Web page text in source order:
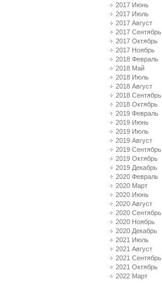
2017 Июнь
2017 Июль
2017 Август
2017 Сентябрь
2017 Октябрь
2017 Ноябрь
2018 Февраль
2018 Май
2018 Июль
2018 Август
2018 Сентябрь
2018 Октябрь
2019 Февраль
2019 Июнь
2019 Июль
2019 Август
2019 Сентябрь
2019 Октябрь
2019 Декабрь
2020 Февраль
2020 Март
2020 Июнь
2020 Август
2020 Сентябрь
2020 Ноябрь
2020 Декабрь
2021 Июль
2021 Август
2021 Сентябрь
2021 Октябрь
2022 Март